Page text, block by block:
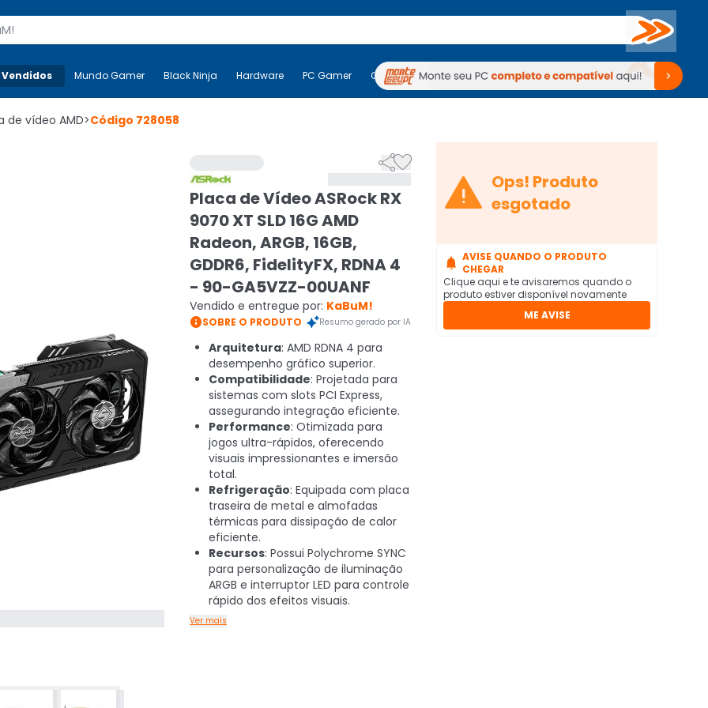
Buscar
Mais-v- Mundo Gamer Black Ninja Hardware PC Gamer Computadores Periféricos TV Venda no KaBuM!
Mundo Gamer Black Ninja Hardware PC Gamer Computadores Periféricos TV Venda no KaBuM!
de vídeo AMD>Código 728058

Placa de Vídeo ASRock RX
9070 XT SLD 16G AMD
Radeon, ARGB, 16GB,
GDDR6, FidelityFX, RDNA 4
- 90-GA5VZZ-00UANF
Vendido e entregue por: KaBuM!
SOBRE O PRODUTO Resumo gerado por IA
Arquitetura: AMD RDNA 4 para
desempenho gráfico superior.
Compatibilidade: Projetada para
sistemas com slots PCI Express,
assegurando integração eficiente.
Performance: Otimizada para
jogos ultra-rápidos, oferecendo
visuais impressionantes e imersão
total.
Refrigeração: Equipada com placa
traseira de metal e almofadas
térmicas para dissipação de calor
eficiente.
Recursos: Possui Polychrome SYNC
para personalização de iluminação
ARGB e interruptor LED para controle
rápido dos efeitos visuais.
Ver mais
 Ops! Produto
esgotado
 AVISE QUANDO O PRODUTO
CHEGAR
Clique aqui e te avisaremos quando o
produto estiver disponível novamente
ME AVISE